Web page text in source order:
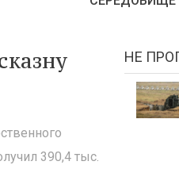
390,4 тыс.
НЕ